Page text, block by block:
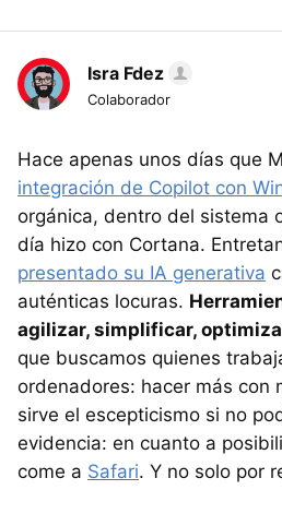
Isra Fdez
Colaborador
Hace apenas unos días que
integración de Copilot con
orgánica, dentro del sistema
día hizo con Cortana.
presentado su IA generativa
auténticas locuras.
agilizar, simplificar,
que buscamos quienes
ordenadores: hacer más con
sirve el escepticismo si no
evidencia: en cuanto a
come a Safari. Y no solo por